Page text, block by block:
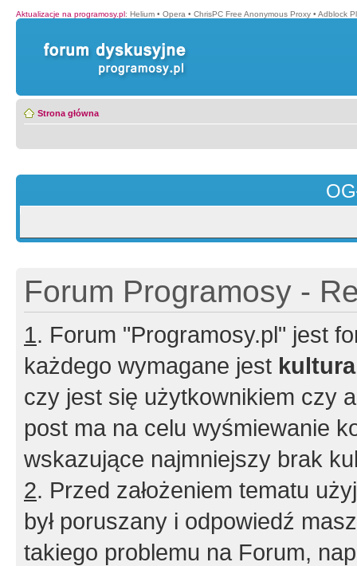
Aktualizacje na programosy.pl: Helium • Opera • ChrisPC Free Anonymous Proxy • Adblock
Strona główna
Forum Programosy -
1. Forum "Programosy.pl" jest
każdego wymagane jest
czy jest się użytkownikiem czy
post ma na celu wyśmiewanie
wskazujące najmniejszy brak
2. Przed założeniem tematu
był poruszany i odpowiedź
takiego problemu na Forum,